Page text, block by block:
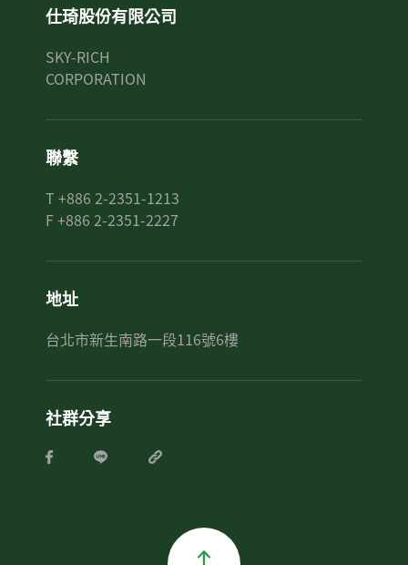
仕琦股份有限公司
SKY-RICH
CORPORATION
聯繫
T +886 2-2351-1213
F +886 2-2351-2227
地址
台北市新生南路一段116號6樓
社群分享